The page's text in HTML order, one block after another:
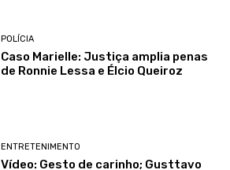
POLÍCIA
Caso Marielle: Justiça amplia penas
de Ronnie Lessa e Élcio Queiroz
ENTRETENIMENTO
Vídeo: Gesto de carinho; Gusttavo